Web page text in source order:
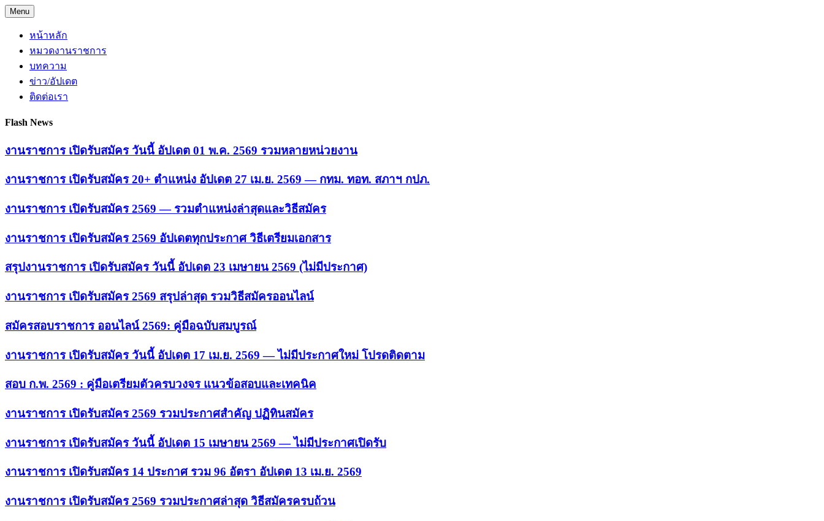
Skip
to
content
Menu
หน้าหลัก
หมวดงานราชการ
บทความ
ข่าว/อัปเดต
ติดต่อเรา
Flash News
งานราชการ เปิดรับสมัคร วันนี้ อัปเดต 01 พ.ค. 2569 รวมหลายหน่วยงาน
งานราชการ เปิดรับสมัคร 20+ ตำแหน่ง อัปเดต 27 เม.ย. 2569 — กทม. ทอท. สภาฯ กปภ.
งานราชการ เปิดรับสมัคร 2569 — รวมตำแหน่งล่าสุดและวิธีสมัคร
งานราชการ เปิดรับสมัคร 2569 อัปเดตทุกประกาศ วิธีเตรียมเอกสาร
สรุปงานราชการ เปิดรับสมัคร วันนี้ อัปเดต 23 เมษายน 2569 (ไม่มีประกาศ)
งานราชการ เปิดรับสมัคร 2569 สรุปล่าสุด รวมวิธีสมัครออนไลน์
สมัครสอบราชการ ออนไลน์ 2569: คู่มือฉบับสมบูรณ์
งานราชการ เปิดรับสมัคร วันนี้ อัปเดต 17 เม.ย. 2569 — ไม่มีประกาศใหม่ โปรดติดตาม
สอบ ก.พ. 2569 : คู่มือเตรียมตัวครบวงจร แนวข้อสอบและเทคนิค
งานราชการ เปิดรับสมัคร 2569 รวมประกาศสำคัญ ปฏิทินสมัคร
งานราชการ เปิดรับสมัคร วันนี้ อัปเดต 15 เมษายน 2569 — ไม่มีประกาศเปิดรับ
งานราชการ เปิดรับสมัคร 14 ประกาศ รวม 96 อัตรา อัปเดต 13 เม.ย. 2569
งานราชการ เปิดรับสมัคร 2569 รวมประกาศล่าสุด วิธีสมัครครบถ้วน